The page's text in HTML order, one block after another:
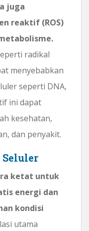
juga
reaktif (ROS)
radikal
menyebabkan
seperti DNA,
ini dapat
kesehatan,
dan penyakit.
ketat untuk
energi dan
kondisi
utama